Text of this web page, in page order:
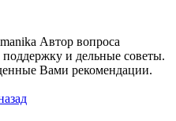
Автор вопроса
и дельные советы.
Вами рекомендации.